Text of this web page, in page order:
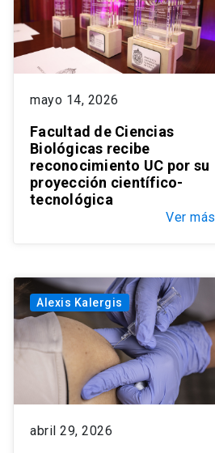
mayo 14, 2026
Facultad de Ciencias
Biológicas recibe
reconocimiento UC por su
proyección científico-
tecnológica
Ver más
Alexis Kalergis
abril 29, 2026